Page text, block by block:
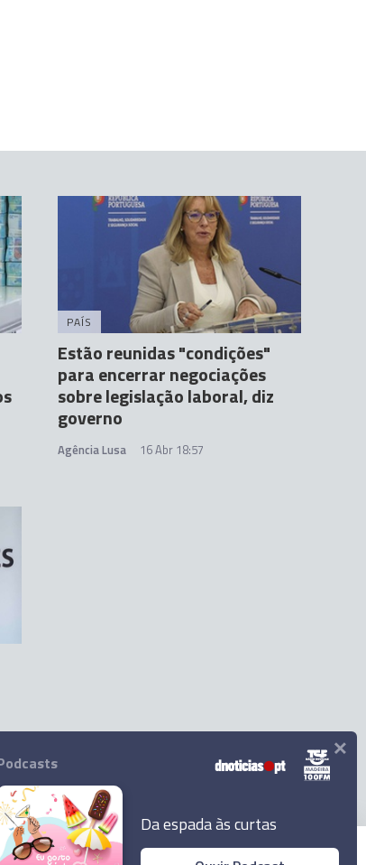
PAÍS
Estão reunidas "condições"
para encerrar negociações
sobre legislação laboral, diz
governo
Agência Lusa 16 Abr 18:57
Da espada às curtas
×